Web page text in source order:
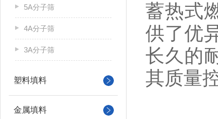
5A分子筛
4A分子筛
3A分子筛
塑料填料
金属填料
蓄热式
供了优
长久的
其质量